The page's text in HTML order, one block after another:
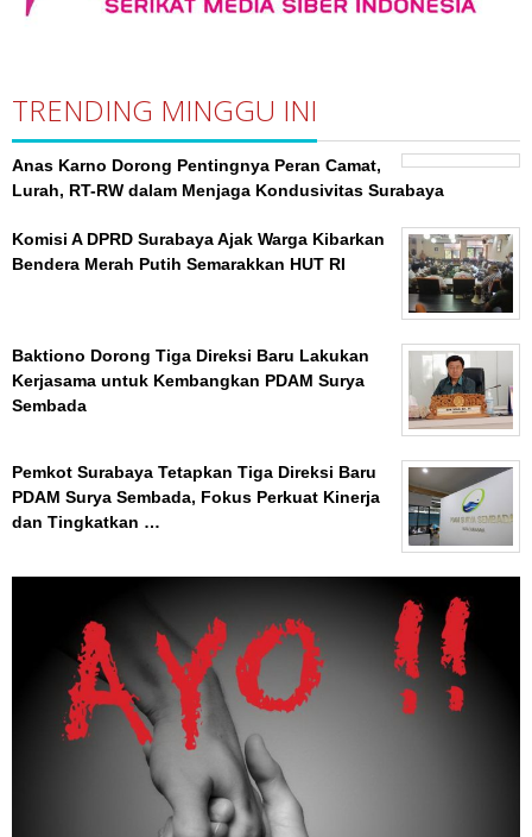
TRENDING MINGGU INI
Anas Karno Dorong Pentingnya Peran Camat,
Lurah, RT-RW dalam Menjaga Kondusivitas Surabaya
Komisi A DPRD Surabaya Ajak Warga Kibarkan
Bendera Merah Putih Semarakkan HUT RI
Baktiono Dorong Tiga Direksi Baru Lakukan
Kerjasama untuk Kembangkan PDAM Surya
Sembada
Pemkot Surabaya Tetapkan Tiga Direksi Baru
PDAM Surya Sembada, Fokus Perkuat Kinerja
dan Tingkatkan …